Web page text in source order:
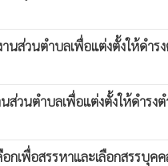
นส่วนตำบลเพื่อแต่งตั้งให้ดำ
ส่วนตำบลเพื่อแต่งตั้งให้ดำรง
กเพื่อสรรหาและเลือกสรรบุ